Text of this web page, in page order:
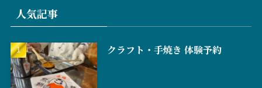
人気記事
クラフト・手焼き 体験予約